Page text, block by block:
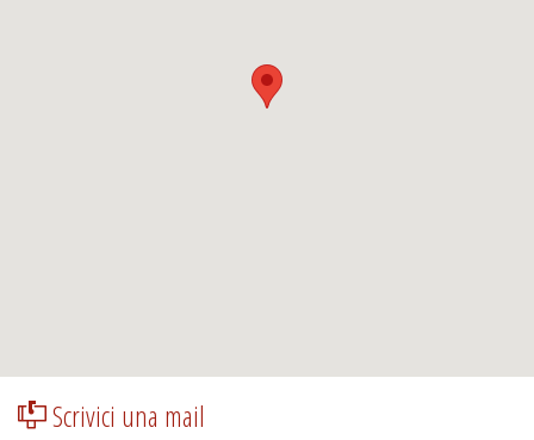
Scrivici una mail